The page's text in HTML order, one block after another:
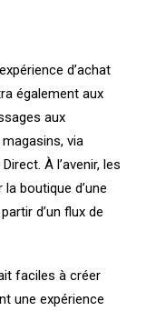
d’achat
également aux
aux
via
À l’avenir, les
boutique d’une
d’un flux de
faciles à créer
une expérience